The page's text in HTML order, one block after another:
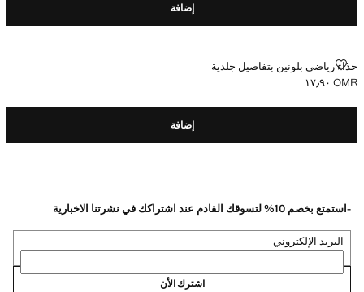
إضافة
حذاء رياضي بلونين بتفاصيل جلدية
حذاء رياضي بلونين بتفاصيل جلدية
السعر الحالي [OMR ١٧٫٩٠ ]
OMR ١٧٫٩٠
إضافة
-استمتع بخصم 10% لتسوقك القادم عند اشتراكك في نشرتنا الاخبارية
البريد الإلكتروني
اشترك الأن